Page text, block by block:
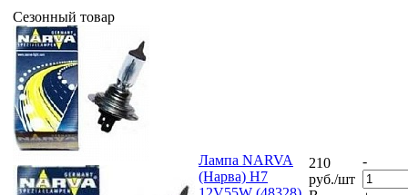
Сезонный товар
Лампа NARVA
(Нарва) H7
210
руб./шт
-